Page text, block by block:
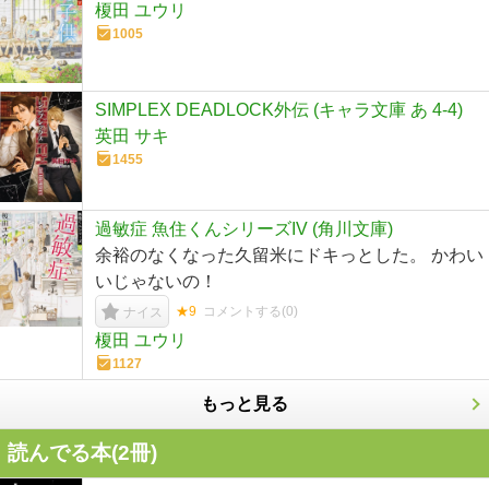
榎田 ユウリ
1005
SIMPLEX DEADLOCK外伝 (キャラ文庫 あ 4-4)
英田 サキ
1455
過敏症 魚住くんシリーズIV (角川文庫)
余裕のなくなった久留米にドキっとした。 かわい
いじゃないの！
ナイス ★9 コメントする(0)
榎田 ユウリ
1127
もっと見る
読んでる本(2冊)